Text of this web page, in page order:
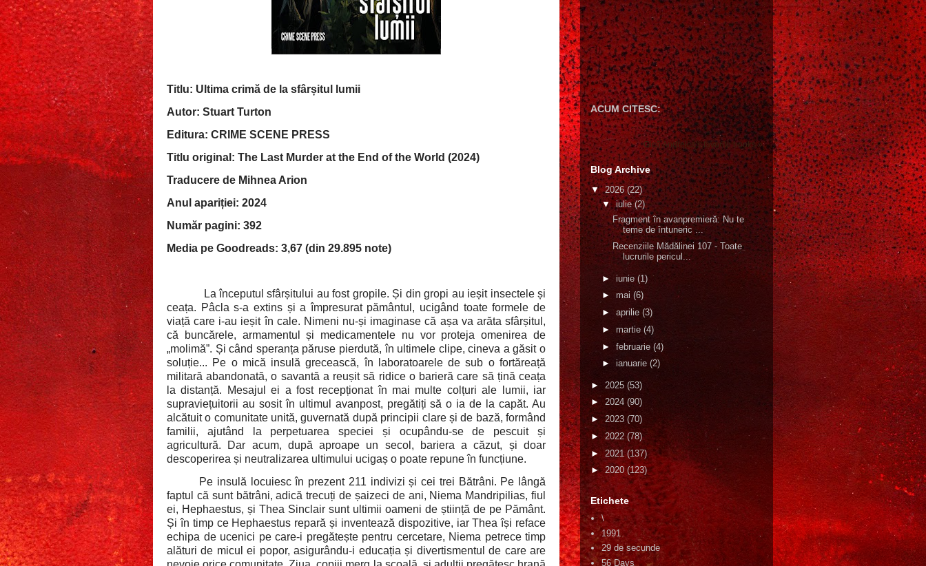
Titlu: Ultima crimă de la sfârșitul lumii
Autor: Stuart Turton
Editura: CRIME SCENE PRESS
Titlu original: The Last Murder at the End of the World (2024)
Traducere de Mihnea Arion
Anul apariției: 2024
Număr pagini: 392
Media pe Goodreads: 3,67 (din 29.895 note)
La începutul sfârșitului au fost gropile. Și din gropi au ieșit insectele și
ceața. Pâcla s-a extins și a împresurat pământul, ucigând toate formele de
viață care i-au ieșit în cale. Nimeni nu-și imaginase că așa va arăta sfârșitul,
că buncărele, armamentul și medicamentele nu vor proteja omenirea de
„molimă”. Și când speranța păruse pierdută, în ultimele clipe, cineva a găsit o
soluție... Pe o mică insulă grecească, în laboratoarele de sub o fortăreață
militară abandonată, o savantă a reușit să ridice o barieră care să țină ceața
la distanță. Mesajul ei a fost recepționat în mai multe colțuri ale lumii, iar
supraviețuitorii au sosit în ultimul avanpost, pregătiți să o ia de la capăt. Au
alcătuit o comunitate unită, guvernată după principii clare și de bază, formând
familii, ajutând la perpetuarea speciei și ocupându-se de pescuit și
agricultură. Dar acum, după aproape un secol, bariera a căzut, și doar
descoperirea și neutralizarea ultimului ucigaș o poate repune în funcțiune.
Pe insulă locuiesc în prezent 211 indivizi și cei trei Bătrâni. Pe lângă
faptul că sunt bătrâni, adică trecuți de șaizeci de ani, Niema Mandripilias, fiul
ei, Hephaestus, și Thea Sinclair sunt ultimii oameni de știință de pe Pământ.
Și în timp ce Hephaestus repară și inventează dispozitive, iar Thea își reface
echipa de ucenici pe care-i pregătește pentru cercetare, Niema petrece timp
alături de micul ei popor, asigurându-i educația și divertismentul de care are
ACUM CITESC:
Gică Andreica's favorite books »
Blog Archive
▼2026(22)
▼iulie(2)
Fragment în avanpremieră: Nu te
teme de întuneric ...
Recenziile Mădălinei 107 - Toate
lucrurile pericul...
► iunie (1)
► mai (6)
► aprilie (3)
► martie (4)
► februarie (4)
► ianuarie (2)
► 2025 (53)
► 2024 (90)
► 2023 (70)
► 2022 (78)
► 2021(137)
► 2020(123)
Etichete
\
1991
29 de secunde
56 Days